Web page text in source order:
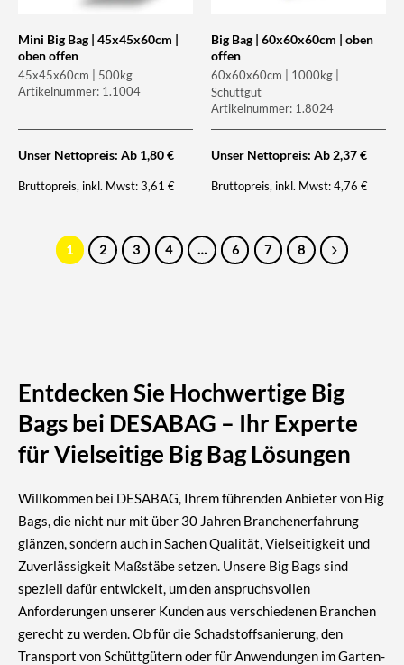
Mini Big Bag | 45x45x60cm |
oben offen
45x45x60cm | 500kg
Artikelnummer: 1.1004
Unser Nettopreis: Ab 1,80€
Bruttopreis, inkl. Mwst:3,61€
Big Bag | 60x60x60cm | oben
offen
60x60x60cm | 1000kg |
Schüttgut
Artikelnummer: 1.8024
Unser Nettopreis: Ab 2,37€
Bruttopreis, inkl. Mwst:4,76€
1 2 3 4 … 6 7 8
Entdecken Sie Hochwertige Big
Bags bei DESABAG – Ihr Experte
für Vielseitige Big Bag Lösungen
Willkommen bei DESABAG, Ihrem führenden Anbieter von Big
Bags, die nicht nur mit über 30 Jahren Branchenerfahrung
glänzen, sondern auch in Sachen Qualität, Vielseitigkeit und
Zuverlässigkeit Maßstäbe setzen. Unsere Big Bags sind
speziell dafür entwickelt, um den anspruchsvollen
Anforderungen unserer Kunden aus verschiedenen Branchen
gerecht zu werden. Ob für die Schadstoffsanierung, den
Transport von Schüttgütern oder für Anwendungen im Garten-